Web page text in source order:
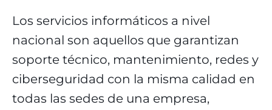
Los servicios informáticos a nivel
nacional son aquellos que garantizan
soporte técnico, mantenimiento, redes y
ciberseguridad con la misma calidad en
todas las sedes de una empresa,